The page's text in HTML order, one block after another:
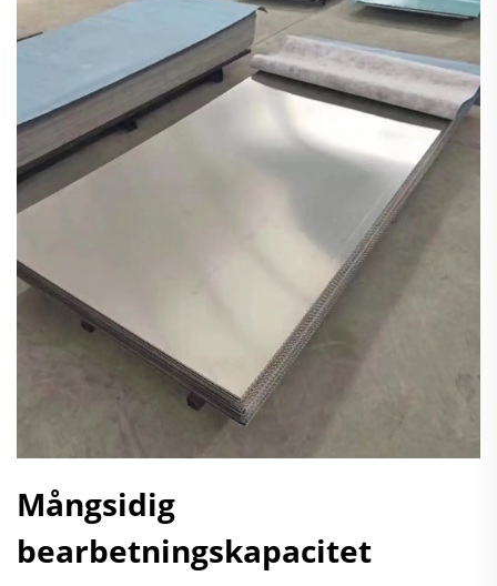
Mångsidig
bearbetningskapacitet